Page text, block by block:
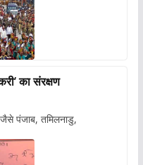
पंजाब, तमिलनाडु,